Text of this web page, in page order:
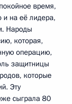
время,
и на её лидера,
Народы
которая,
операцию,
защитницы
которые
Эту
сыграла 80